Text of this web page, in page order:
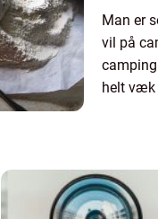
Man er
vil på
helt væk